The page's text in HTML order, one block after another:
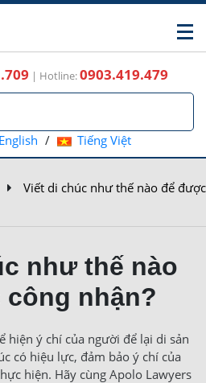
| Hotline:0903.419.479
English / Tiếng Việt
Viết di chúc như thế nào để được
như thế nào
nhận?
hiện ý chí của người để lại di sản
có hiệu lực, đảm bảo ý chí của
hiện. Hãy cùng Apolo Lawyers